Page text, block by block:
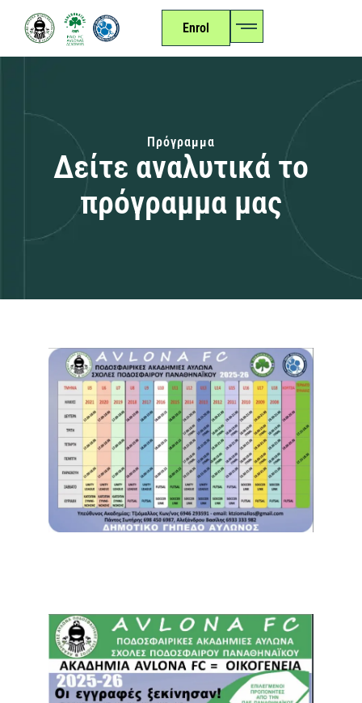
Enrol
Πρόγραμμα
Δείτε αναλυτικά το
πρόγραμμα μας